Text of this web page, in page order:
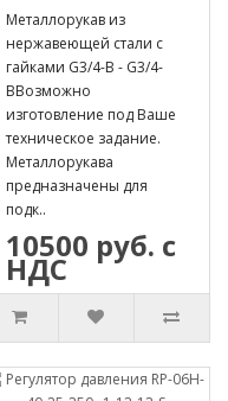
Металлорукав из
нержавеющей стали с
гайками G3/4-B - G3/4-
BВозможно
изготовление под Ваше
техническое задание.
Металлорукава
предназначены для
подк..
10500 руб. с
НДС